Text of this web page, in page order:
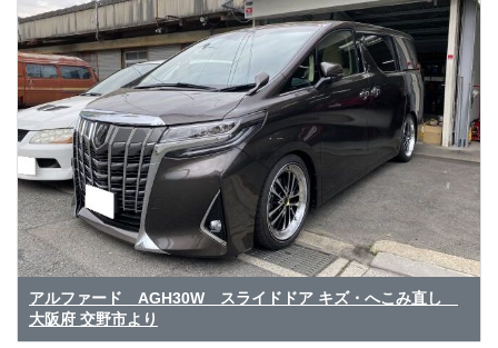
アルファード AGH30W スライドドア キズ・へこみ直し
大阪府 交野市より